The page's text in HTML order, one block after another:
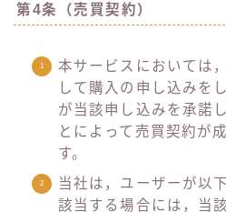
第4条（売買契約）
本サービスにおいては
して購入の申し込みを
が当該申し込みを承諾
とによって売買契約が
す。
当社は，ユーザーが以
該当する場合には，当